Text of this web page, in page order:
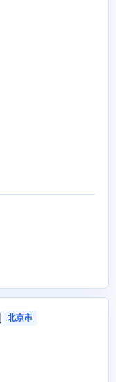
北京市